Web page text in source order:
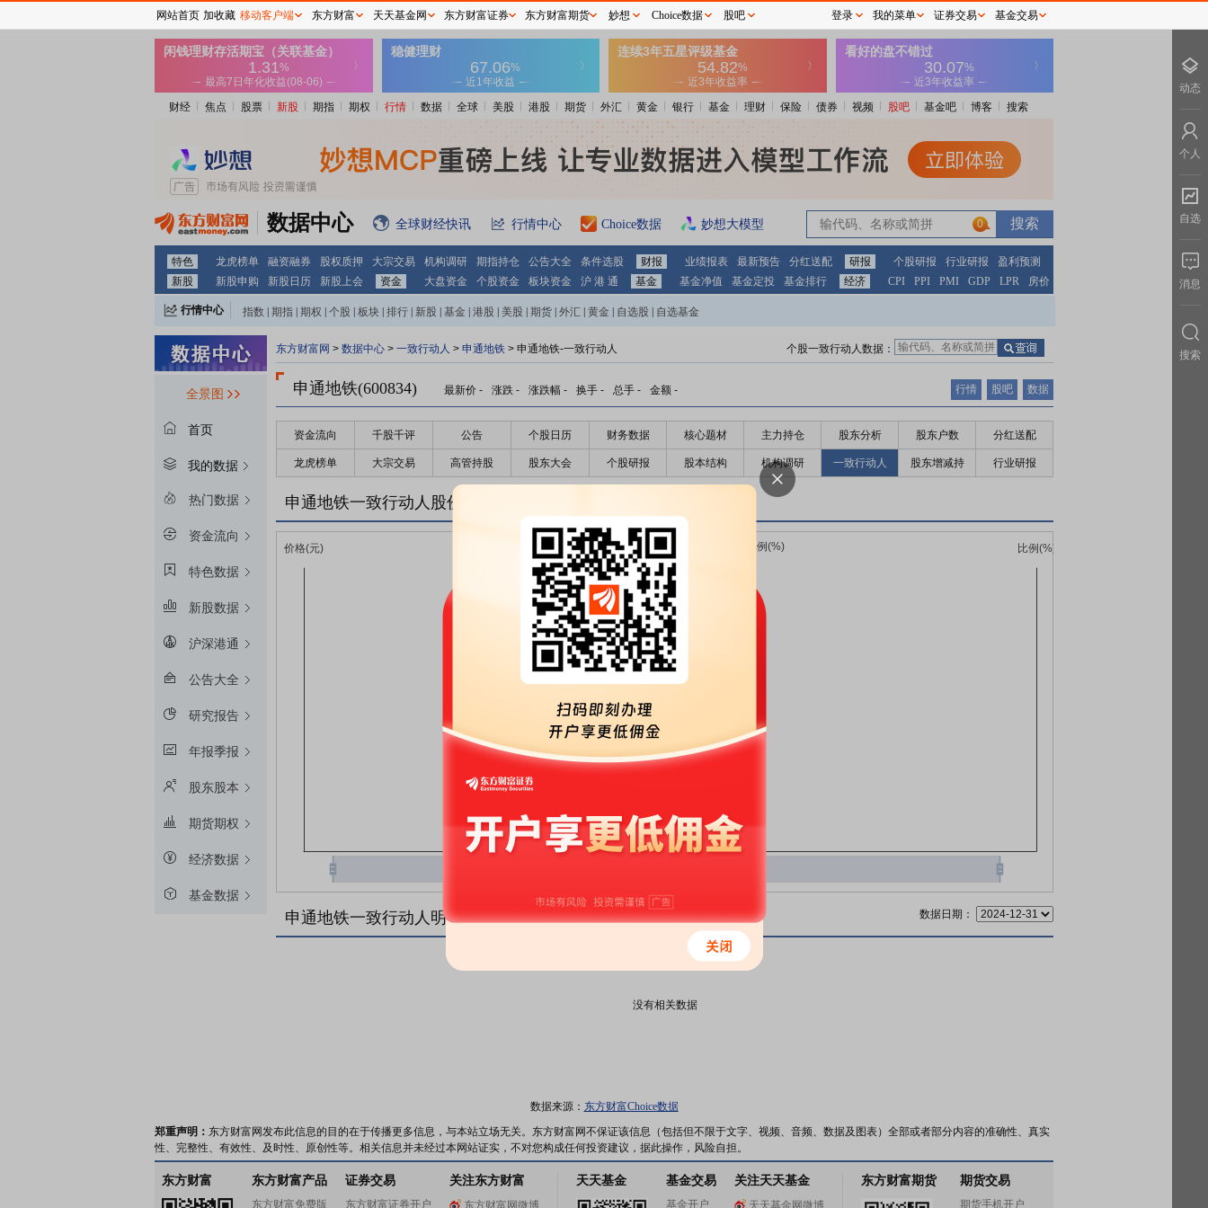
财经 焦点 股票 新股 期指 期权 行情 数据 全球 美股 港股 期货 外汇 黄金 银行 基金 理财 保险 债券 视频 股吧 基金吧 博客 搜索
数据中心 全球财经快讯 行情中心 Choice数据 妙想大模型 0
特色 龙虎榜单 融资融券 股权质押 大宗交易 机构调研 期指持仓 公告大全 条件选股 财报 业绩报表 最新预告 分红送配 研报 个股研报 行业研报
盈利预测
新股
新股申购 新股日历 新股上会 资金 大盘资金 个股资金 板块资金 沪 港 通 基金 基金净值 基金定投 基金排行 经济 CPI PPI PMI GDP LPR 房价
行情中心 指数 期指 期权 个股 板块 排行 新股 基金 港股 美股 期货 外汇 黄金 自选股 自选基金
全景图
首页
我的数据
热门数据
资金流向
特色数据
新股数据
沪深港通
公告大全
研究报告
年报季报
股东股本
期货期权
经济数据
基金数据
东方财富网 > 数据中心 > 一致行动人 > 申通地铁 > 申通地铁-一致行动人 个股一致行动人数据：
申通地铁(600834) 最新价 - 涨跌 - 涨跌幅 - 换手 - 总手 - 金额 - 行情 股吧 数据
资金流向 千股千评 公告 个股日历 财务数据 核心题材 主力持仓 股东分析 股东户数 分红送配
龙虎榜单 大宗交易 高管持股 股东大会 个股研报 股本结构 机构调研 一致行动人 股东增减持 行业研报
申通地铁一致行动人股份变化趋势图
申通地铁一致行动人明细 数据日期：
没有相关数据
数据来源： 东方财富Choice数据
郑重声明： 东方财富网发布此信息的目的在于传播更多信息，与本站立场无关。东方财富网不保证该信息（包括但不限于文字、视频、音频、数据及图表）全部或者部分内容的准确性、真实
性、完整性、有效性、及时性、原创性等。相关信息并未经过本网站证实，不对您构成任何投资建议，据此操作，风险自担。
东方财富 东方财富产品
东方财富免费版
证券交易
东方财富证券开户
关注东方财富
东方财富网微博
天天基金 基金交易
基金开户
关注天天基金
天天基金网微博
东方财富期货 期货交易
期货手机开户
网站首页 加收藏 移动客户端 东方财富 天天基金网 东方财富证券 东方财富期货 妙想 Choice数据 股吧 登录 我的菜单 证券交易 基金交易
动态
个人
自选
消息
搜索